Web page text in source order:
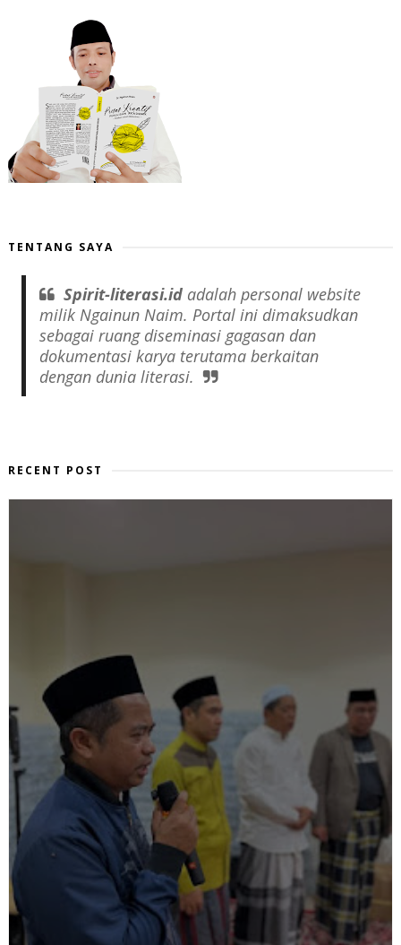
TENTANG SAYA
Spirit-literasi.idadalah personal website
milik Ngainun Naim. Portal ini dimaksudkan
sebagai ruang diseminasi gagasan dan
dokumentasi karya terutama berkaitan
dengan dunia literasi.
RECENT POST